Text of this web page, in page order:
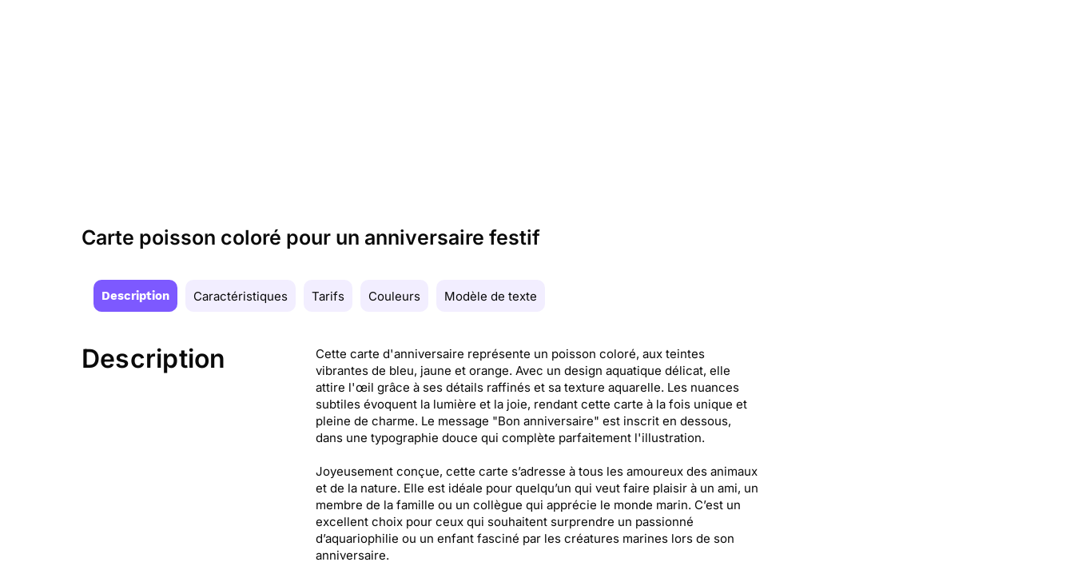
Carte poisson coloré pour un anniversaire festif
Description Caractéristiques Tarifs Couleurs Modèle de texte
Description
Cette carte d'anniversaire représente un poisson coloré, aux teintes
vibrantes de bleu, jaune et orange. Avec un design aquatique délicat, elle
attire l'œil grâce à ses détails raffinés et sa texture aquarelle. Les nuances
subtiles évoquent la lumière et la joie, rendant cette carte à la fois unique et
pleine de charme. Le message "Bon anniversaire" est inscrit en dessous,
dans une typographie douce qui complète parfaitement l'illustration.
Joyeusement conçue, cette carte s’adresse à tous les amoureux des animaux
et de la nature. Elle est idéale pour quelqu’un qui veut faire plaisir à un ami, un
membre de la famille ou un collègue qui apprécie le monde marin. C’est un
excellent choix pour ceux qui souhaitent surprendre un passionné
d’aquariophilie ou un enfant fasciné par les créatures marines lors de son
anniversaire.